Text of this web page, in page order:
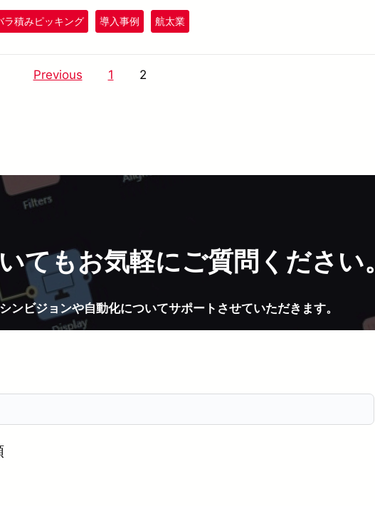
ラ積みピッキング 導入事例 航太業
Previous 1 2
てもお気軽にご質問ください。
ンビジョンや自動化についてサポートさせていただきます。